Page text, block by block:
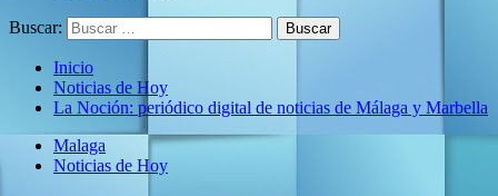
Buscar:
Inicio
Noticias de Hoy
La Noción: periódico digital de noticias de Málaga y Marbella
Malaga
Noticias de Hoy